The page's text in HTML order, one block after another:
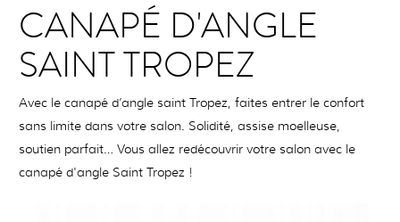
CANAPÉ D'ANGLE
SAINT TROPEZ
Avec le canapé d’angle saint Tropez, faites entrer le confort
sans limite dans votre salon. Solidité, assise moelleuse,
soutien parfait… Vous allez redécouvrir votre salon avec le
canapé d'angle Saint Tropez !